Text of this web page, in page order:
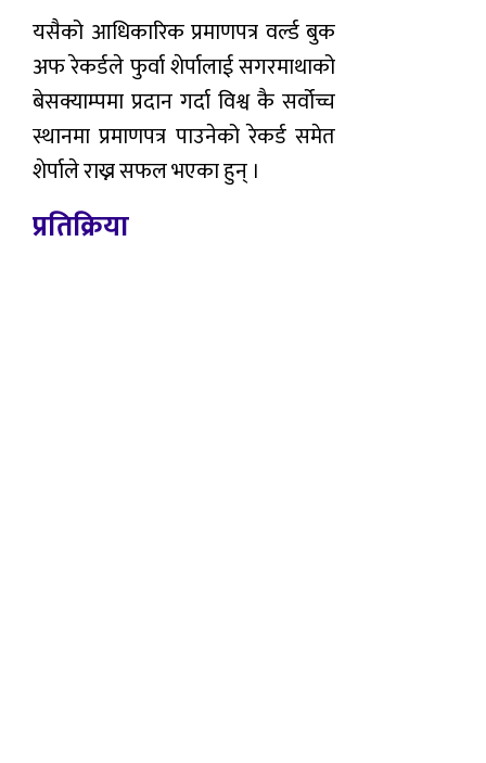
यसैको आधिकारिक प्रमाणपत्र वर्ल्ड बुक
अफ रेकर्डले फुर्वा शेर्पालाई सगरमाथाको
बेसक्याम्पमा प्रदान गर्दा विश्व कै सर्वोच्च
स्थानमा प्रमाणपत्र पाउनेको रेकर्ड समेत
शेर्पाले राख्न सफल भएका हुन् ।
प्रतिक्रिया